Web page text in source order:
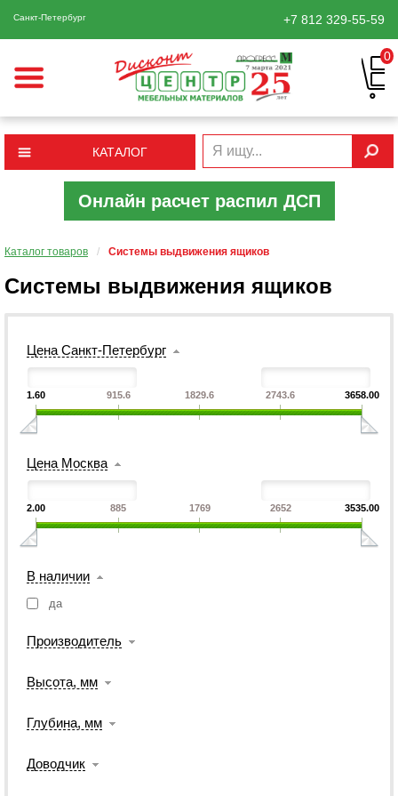
Санкт-Петербург +7 812 329-55-59
0
КАТАЛОГ
Онлайн расчет распил ДСП
Каталог товаров / Системы выдвижения ящиков
Системы выдвижения ящиков
Цена Санкт-Петербург
1.60 915.6 1829.6 2743.6 3658.00
Цена Москва
2.00 885 1769 2652 3535.00
В наличии
да
Производитель
Высота, мм
Глубина, мм
Доводчик